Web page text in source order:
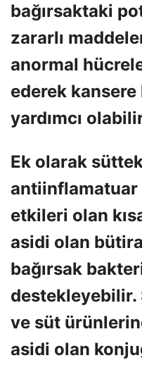
bağırsaktaki
zararlı
anormal
ederek kansere
yardımcı
Ek olarak
antiinflamatuar
etkileri olan
asidi olan
bağırsak
destekleyebilir.
ve süt
asidi olan